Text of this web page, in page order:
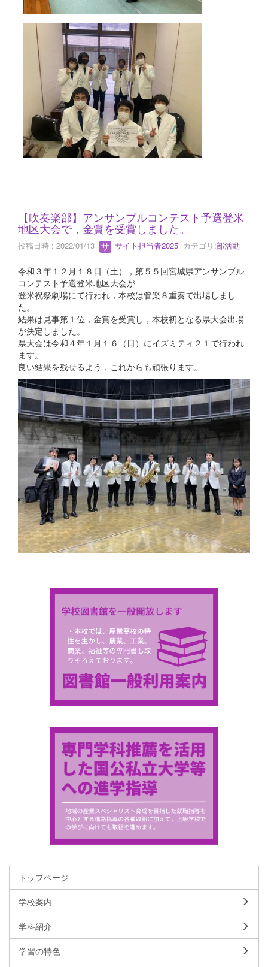
【吹奏楽部】アンサンブルコンテスト予選登米
地区大会で，金賞を受賞しました。
投稿日時 : 2022/01/13 サイト担当者2025 カテゴリ:部活動
令和３年１２月１８日（土），第５５回宮城県アンサンブル
コンテスト予選登米地区大会が
登米祝祭劇場にて行われ，本校は管楽８重奏で出場しまし
た。
結果は見事第１位，金賞を受賞し，本校初となる県大会出場
が決定しました。
県大会は令和４年１月１６（日）にイズミティ２１で行われ
ます。
良い結果を残せるよう，これからも頑張ります。
トップページ
学校案内
学科紹介
学習の特色